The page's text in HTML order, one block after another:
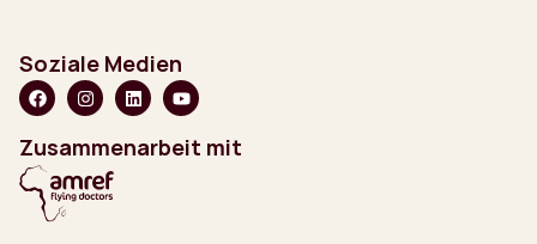
Soziale Medien
Zusammenarbeit mit